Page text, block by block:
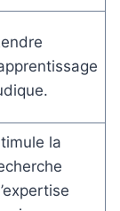
la